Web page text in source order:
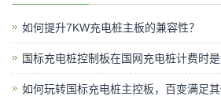
如何提升7KW充电桩主板的兼容性？
国标充电桩控制板在国网充电桩计费时是
如何玩转国标充电桩主控板，百变满足